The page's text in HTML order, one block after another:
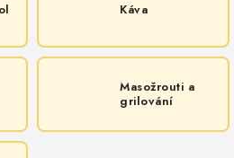
Káva
Masožrouti a
grilování